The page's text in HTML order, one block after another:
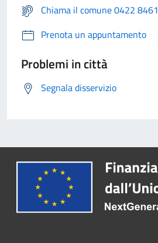
Chiama il comune 0422 8461
Prenota un appuntamento
Problemi in città
Segnala disservizio